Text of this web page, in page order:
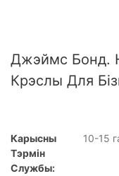
Джэймс Бонд.
Крэслы Для
Карысны
Тэрмін
Службы:
10-15